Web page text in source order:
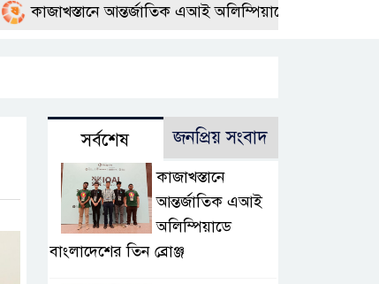
কাজাখস্তানে আন্তর্জাতিক এআই অলিম্পিয়াডে বাংলাদেশের তিন
সর্বশেষ জনপ্রিয় সংবাদ
কাজাখস্তানে
আন্তর্জাতিক এআই
অলিম্পিয়াডে
বাংলাদেশের তিন ব্রোঞ্জ